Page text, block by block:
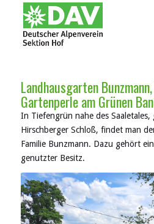
Landhausgarten
Gartenperle am Grünen
In Tiefengrün nahe des
Hirschberger Schloß, findet man
Familie Bunzmann. Dazu gehört
genutzter Besitz.